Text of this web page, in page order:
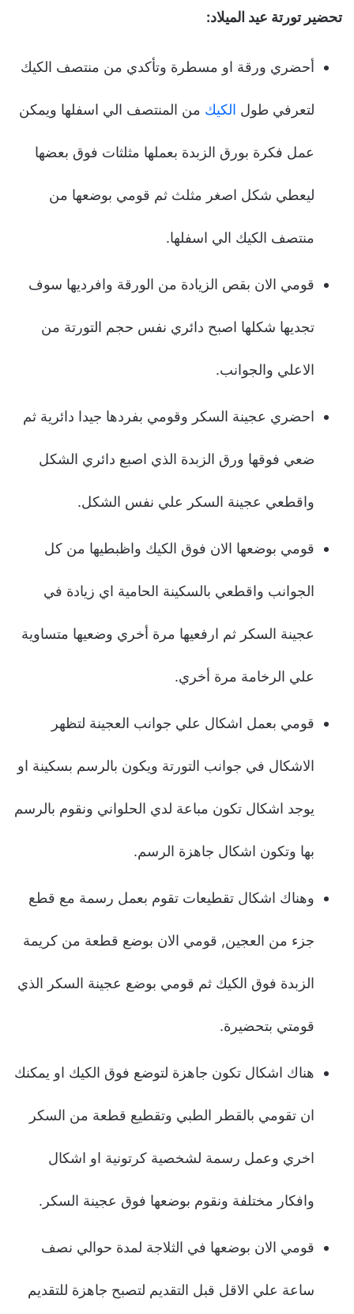
تحضير تورتة عيد الميلاد:
أحضري ورقة او مسطرة وتأكدي من منتصف الكيك
لتعرفي طول الكيك من المنتصف الي اسفلها ويمكن
عمل فكرة بورق الزبدة بعملها مثلثات فوق بعضها
ليعطي شكل اصغر مثلث ثم قومي بوضعها من
منتصف الكيك الي اسفلها.
قومي الان بقص الزيادة من الورقة وافرديها سوف
تجديها شكلها اصبح دائري نفس حجم التورتة من
الاعلي والجوانب.
احضري عجينة السكر وقومي بفردها جيدا دائرية ثم
ضعي فوقها ورق الزبدة الذي اصبع دائري الشكل
واقطعي عجينة السكر علي نفس الشكل.
قومي بوضعها الان فوق الكيك واظبطيها من كل
الجوانب واقطعي بالسكينة الحامية اي زيادة في
عجينة السكر ثم ارفعيها مرة أخري وضعيها متساوية
علي الرخامة مرة أخري.
قومي بعمل اشكال علي جوانب العجينة لتظهر
الاشكال في جوانب التورتة ويكون بالرسم بسكينة او
يوجد اشكال تكون مباعة لدي الحلواني ونقوم بالرسم
بها وتكون اشكال جاهزة الرسم.
وهناك اشكال تقطيعات تقوم بعمل رسمة مع قطع
جزء من العجين, قومي الان بوضع قطعة من كريمة
الزبدة فوق الكيك ثم قومي بوضع عجينة السكر الذي
قومتي بتحضيرة.
هناك اشكال تكون جاهزة لتوضع فوق الكيك او يمكنك
ان تقومي بالقطر الطبي وتقطيع قطعة من السكر
اخري وعمل رسمة لشخصية كرتونية او اشكال
وافكار مختلفة ونقوم بوضعها فوق عجينة السكر.
قومي الان بوضعها في الثلاجة لمدة حوالي نصف
ساعة علي الاقل قبل التقديم لتصبح جاهزة للتقديم